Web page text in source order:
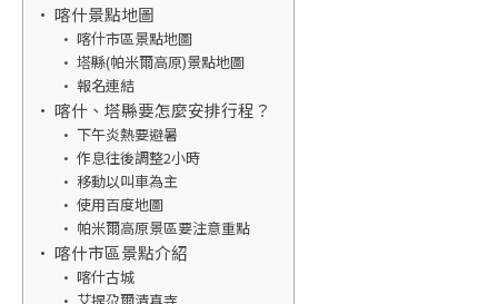
喀什景點地圖
喀什市區景點地圖
塔縣(帕米爾高原)景點地圖
報名連結
喀什、塔縣要怎麼安排行程？
下午炎熱要避暑
作息往後調整2小時
移動以叫車為主
使用百度地圖
帕米爾高原景區要注意重點
喀什市區景點介紹
喀什古城